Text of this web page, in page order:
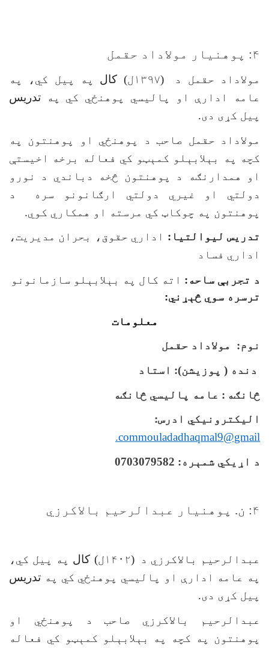
۴: پوهنیار مولاداد حقمل
مولاداد حقمل د (۱۳۹۷ل) کال
په پیل کي، په
عامه ادارې او پاليسي پوهنځي کي په تدريس
پيل کړی دی.
مولاداد حقمل صاحب د پوهنځي او پوهنتون په
کچه په بېلابېلو کمېټو کي فعاله برخه اخیستې
او همدارنګه د پوهنتون څخه دباندي د نورو
دولتي او غیري دولتي ارګانونو سره د
پوهنتون په چوکاټ کي مرسته او همکاري کوي.
تدریس لیوالتیا : اداري حقوق، بحران مديریت،
اداري فساد
د تجربې ساحه : اته کال په بېلابېلو سازمانونو
ترسره سوي څېړني:
معلومات
نوم: مولاداد حقمل
دنده ( پوزیشن): استاد
څانګه : عامه پاليسي څانګه
الیکترونیکي ادرس:
mouladadhaqmal9@gmail
.com
د اړیکي شمېره: 0703079582
۴: ن. پوهنیار عبدالرحیم بالاکرزي
عبدالرحیم بالاکرزي د (۱۴۰۲ل) کال په پیل کي،
په عامه ادارې او پاليسي پوهنځي کي په تدريس
پيل کړی دی.
عبدالرحیم بالاکرزي صاحب د پوهنځي او
پوهنتون په کچه په بېلابېلو کمېټو کي فعاله